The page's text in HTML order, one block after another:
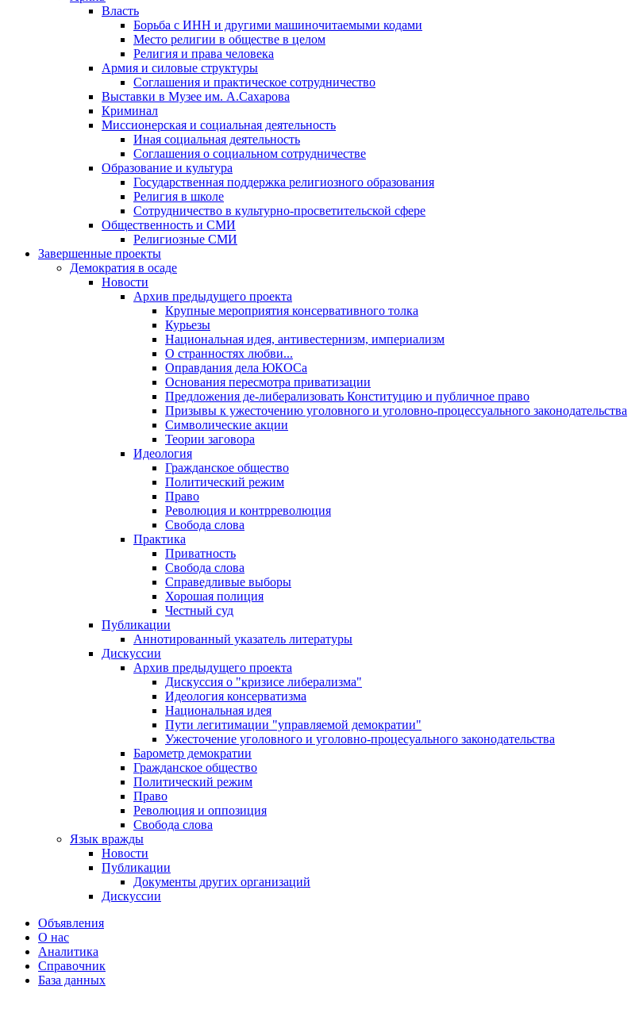
Власть
Борьба с ИНН и другими машиночитаемыми кодами
Место религии в обществе в целом
Религия и права человека
Армия и силовые структуры
Соглашения и практическое сотрудничество
Выставки в Музее им. А.Сахарова
Криминал
Миссионерская и социальная деятельность
Иная социальная деятельность
Соглашения о социальном сотрудничестве
Образование и культура
Государственная поддержка религиозного образования
Религия в школе
Сотрудничество в культурно-просветительской сфере
Общественность и СМИ
Религиозные СМИ
Завершенные проекты
Демократия в осаде
Новости
Архив предыдущего проекта
Крупные мероприятия консервативного толка
Курьезы
Национальная идея, антивестернизм, империализм
О странностях любви...
Оправдания дела ЮКОСа
Основания пересмотра приватизации
Предложения де-либерализовать Конституцию и публичное право
Призывы к ужесточению уголовного и уголовно-процессуального законодательства
Символические акции
Теории заговора
Идеология
Гражданское общество
Политический режим
Право
Революция и контрреволюция
Свобода слова
Практика
Приватность
Свобода слова
Справедливые выборы
Хорошая полиция
Честный суд
Публикации
Аннотированный указатель литературы
Дискуссии
Архив предыдущего проекта
Дискуссия о "кризисе либерализма"
Идеология консерватизма
Национальная идея
Пути легитимации "управляемой демократии"
Ужесточение уголовного и уголовно-процесуального законодательства
Барометр демократии
Гражданское общество
Политический режим
Право
Революция и оппозиция
Свобода слова
Язык вражды
Новости
Публикации
Документы других организаций
Дискуссии
Объявления
О нас
Аналитика
Справочник
База данных